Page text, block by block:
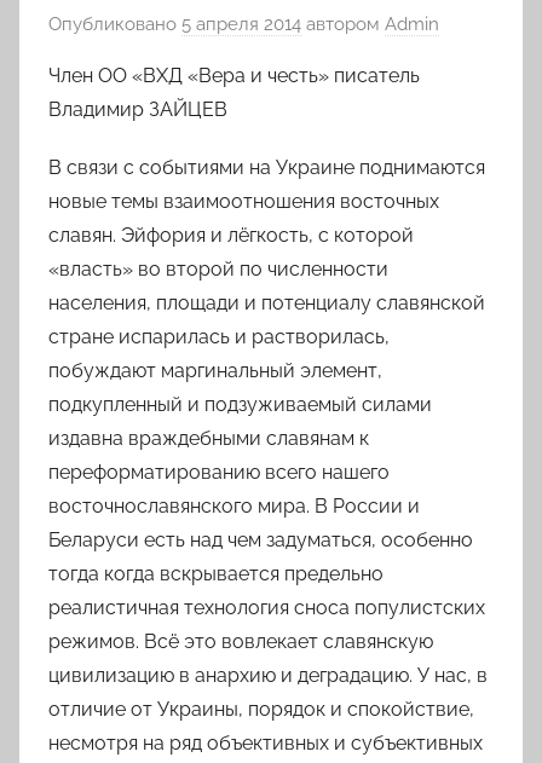
Опубликовано 5 апреля 2014 автором Admin
Член ОО «ВХД «Вера и честь» писатель
Владимир ЗАЙЦЕВ
В связи с событиями на Украине поднимаются
новые темы взаимоотношения восточных
славян. Эйфория и лёгкость, с которой
«власть» во второй по численности
населения, площади и потенциалу славянской
стране испарилась и растворилась,
побуждают маргинальный элемент,
подкупленный и подзуживаемый силами
издавна враждебными славянам к
переформатированию всего нашего
восточнославянского мира. В России и
Беларуси есть над чем задуматься, особенно
тогда когда вскрывается предельно
реалистичная технология сноса популистских
режимов. Всё это вовлекает славянскую
цивилизацию в анархию и деградацию. У нас, в
отличие от Украины, порядок и спокойствие,
несмотря на ряд объективных и субъективных